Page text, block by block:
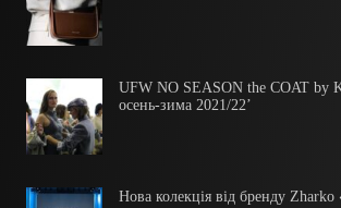
UFW NO SEASON the COAT by
осень-зима 2021/22’
Нова колекція від бренду